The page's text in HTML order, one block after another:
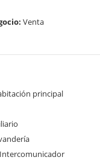
Venta
principal